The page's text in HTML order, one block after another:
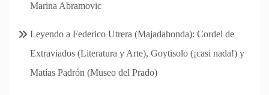
Marina Abramovic
Leyendo a Federico Utrera (Majadahonda): Cordel de
Extraviados (Literatura y Arte), Goytisolo (¡casi nada!) y
Matías Padrón (Museo del Prado)